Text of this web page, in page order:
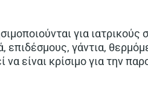
για
επιδέσμους, γάντια,
είναι κρίσιμο για την